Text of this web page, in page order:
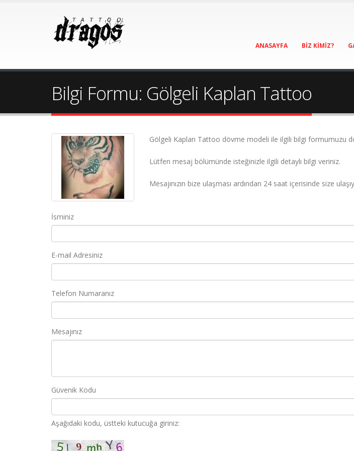
ANASAYFA BİZ KİMİZ?
Bilgi Formu: Gölgeli Kaplan Tattoo
Gölgeli Kaplan Tattoo dövme modeli ile ilgili bilgi formumuzu
Lütfen mesaj bölümünde isteğinizle ilgili detaylı bilgi veriniz.
Mesajınızın bize ulaşması ardından 24 saat içerisinde size
İsminiz
E-mail Adresiniz
Telefon Numaranız
Mesajınız
Güvenik Kodu
Aşağıdaki kodu, üstteki kutucuğa giriniz: